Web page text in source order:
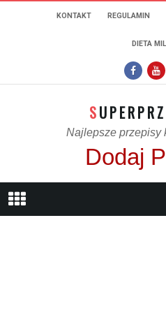
KONTAKT REGULAMIN
DIETA
Najlepsze przepisy
Dodaj